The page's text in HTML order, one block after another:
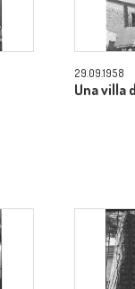
29.09.1958
Una villa